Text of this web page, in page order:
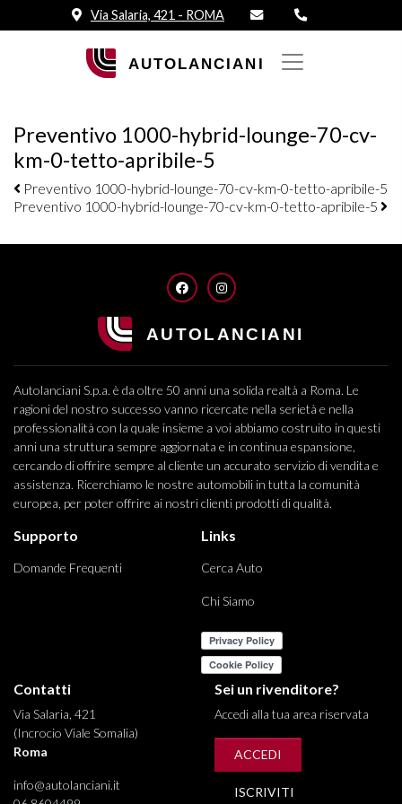
Via Salaria, 421 - ROMA
Preventivo 1000-hybrid-lounge-70-cv-
km-0-tetto-apribile-5
Navigazione elementi
Preventivo 1000-hybrid-lounge-70-cv-km-0-tetto-apribile-5
Preventivo 1000-hybrid-lounge-70-cv-km-0-tetto-apribile-5
FACEBOOKINSTAGRAM
Autolanciani S.p.a. è da oltre 50 anni una solida realtà a Roma. Le
ragioni del nostro successo vanno ricercate nella serietà e nella
professionalità con la quale insieme a voi abbiamo costruito in questi
anni una struttura sempre aggiornata e in continua espansione,
cercando di offrire sempre al cliente un accurato servizio di vendita e
assistenza. Ricerchiamo le nostre automobili in tutta la comunità
europea, per poter offrire ai nostri clienti prodotti di qualità.
Supporto
Domande Frequenti
Links
Cerca Auto
Chi Siamo
Contatti
Via Salaria, 421
(Incrocio Viale Somalia)
Roma
info@autolanciani.it
Sei un rivenditore?
Accedi alla tua area riservata
ACCEDI
ISCRIVITI